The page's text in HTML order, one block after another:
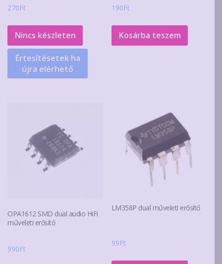
270Ft
Nincs készleten
Értesítésetek ha
újra elérhető
190Ft
Kosárba teszem
OPA1612 SMD dual audio HiFi
műveleti erősítő
990Ft
LM358P dual műveleti erősítő
99Ft